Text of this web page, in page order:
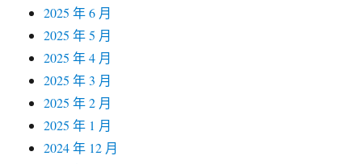
2025 年 6 月
2025 年 5 月
2025 年 4 月
2025 年 3 月
2025 年 2 月
2025 年 1 月
2024 年 12 月